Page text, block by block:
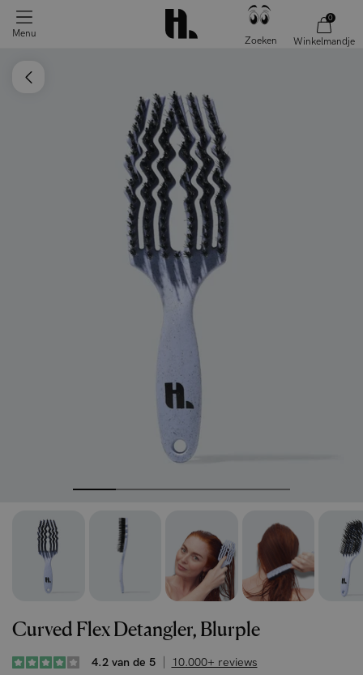
Menu
Zoeken
0
Winkelmandje
Curved Flex Detangler, Blurple
4.2 van de 5 10.000+ reviews